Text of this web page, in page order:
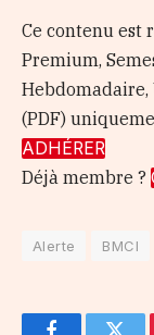
Ce contenu est
Premium,
Hebdomadaire,
(PDF)
ADHÉRER
Déjà membre ?
Alerte BMCI